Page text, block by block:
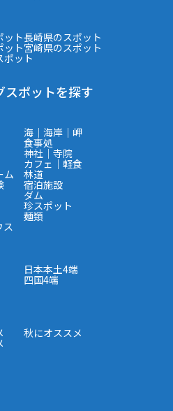
ット長崎県のスポット
ット宮崎県のスポット
ポット
スポットを探す
海｜海岸｜岬
食事処
神社｜寺院
カフェ｜軽食
ム 林道
宿泊施設
ダム
珍スポット
麺類
ス
日本本土4端
四国4端
秋にオススメ